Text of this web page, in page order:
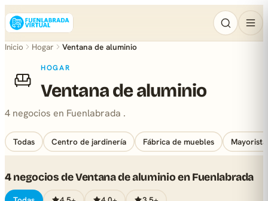
Inicio Hogar Ventana de aluminio
HOGAR
Ventana de aluminio
4 negocios en Fuenlabrada .
Todas Centro de jardinería Fábrica de muebles
4 negocios de Ventana de aluminio en Fuenlabrada